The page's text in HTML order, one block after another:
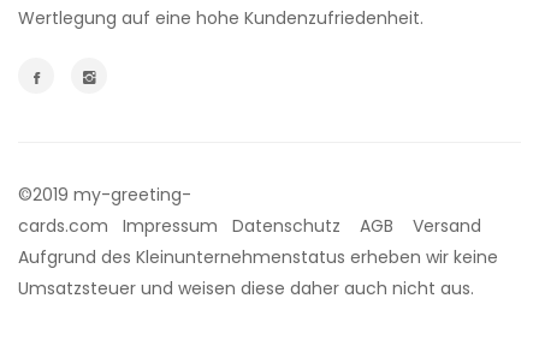
Wertlegung auf eine hohe Kundenzufriedenheit.
©2019 my-greeting-
cards.com Impressum Datenschutz AGB
Versand
Aufgrund des Kleinunternehmenstatus erheben wir keine
Umsatzsteuer und weisen diese daher auch nicht aus.